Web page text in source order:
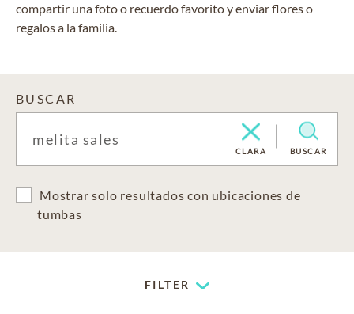
compartir una foto o recuerdo favorito y enviar flores o
regalos a la familia.
BUSCAR
CLARA BUSCAR
Mostrar solo resultados con ubicaciones de
tumbas
FILTER